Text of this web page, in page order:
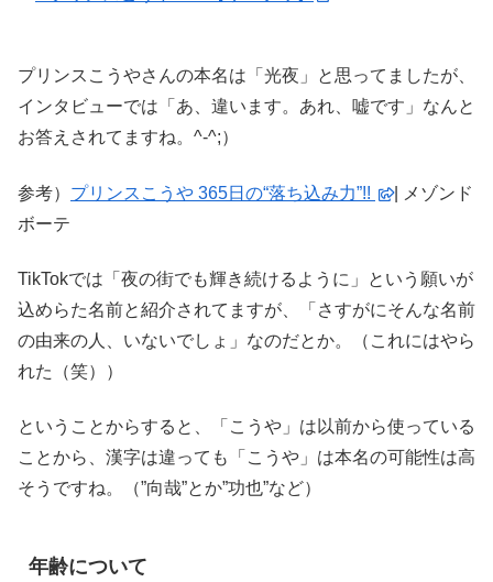
プリンスこうやさんの本名は「光夜」と思ってましたが、
インタビューでは「あ、違います。あれ、嘘です」なんと
お答えされてますね。^-^;）
参考） プリンスこうや 365日の“落ち込み力”!!
| メゾンド
ボーテ
TikTokでは「夜の街でも輝き続けるように」という願いが
込めらた名前と紹介されてますが、「さすがにそんな名前
の由来の人、いないでしょ」なのだとか。（これにはやら
れた（笑））
ということからすると、「こうや」は以前から使っている
ことから、漢字は違っても「こうや」は本名の可能性は高
そうですね。（”向哉”とか”功也”など）
年齢について